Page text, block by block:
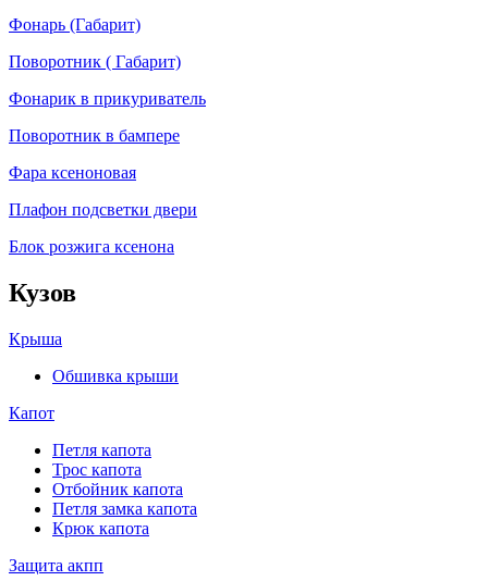
Фонарь (Габарит)
Поворотник ( Габарит)
Фонарик в прикуриватель
Поворотник в бампере
Фара ксеноновая
Плафон подсветки двери
Блок розжига ксенона
Кузов
Крыша
Обшивка крыши
Капот
Петля капота
Трос капота
Отбойник капота
Петля замка капота
Крюк капота
Защита акпп